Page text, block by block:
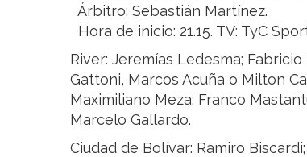
Árbitro: Sebastián Martínez.
Hora de inicio: 21.15. TV: TyC
River: Jeremías Ledesma;
Gattoni, Marcos Acuña o Milton
Maximiliano Meza; Franco
Marcelo Gallardo.
Ciudad de Bolívar: Ramiro